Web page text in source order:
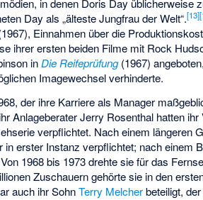
Day als „älteste Jungfrau der Welt“.[13][
Einnahmen über die
ihrer ersten beiden Filme mit Rock
inDie Reifeprüfung(1967)
Imagewechsel verhinderte.
der ihre Karriere als Manager
Anlageberater Jerry Rosenthal hatten
verpflichtet. Nach einem längeren
erster Instanz verpflichtet; nach einem
1968 bis 1973 drehte sie für das
Zuschauern gehörte sie in den
auch ihr SohnTerry Melcherbeteiligt,